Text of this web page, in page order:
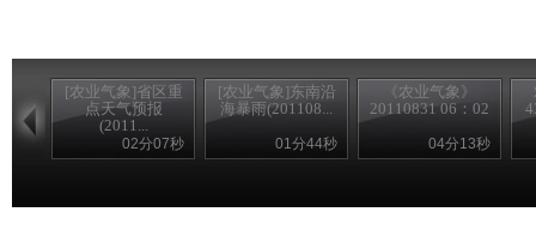
[农业气象]省区重
点天气预报
(2011...
02分07秒
[农业气象]东南沿
海暴雨(201108...
01分44秒
《农业气象》
20110831 06：02
04分13秒